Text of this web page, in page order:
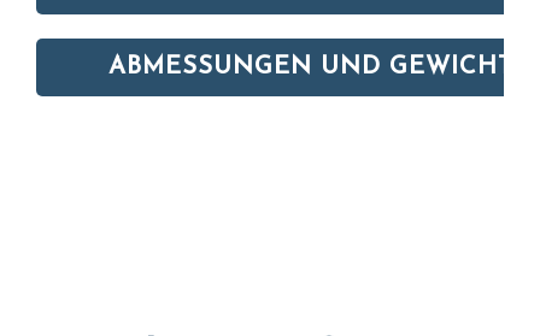
ABMESSUNGEN UND GEWICHTE